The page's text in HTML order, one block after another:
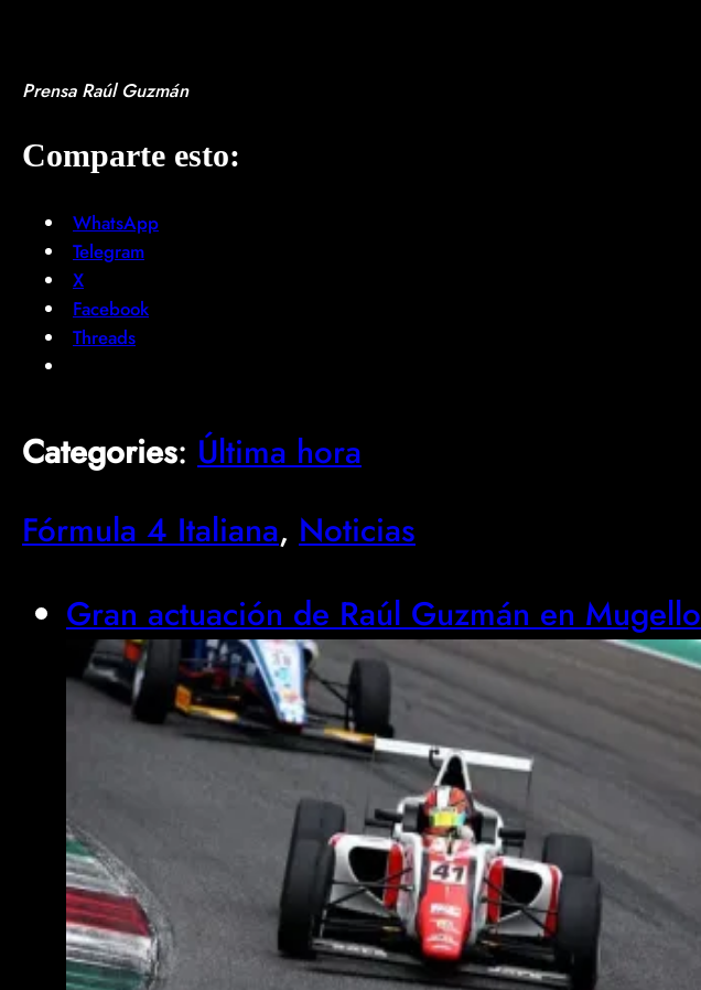
Prensa Raúl Guzmán
Comparte esto:
WhatsApp
Telegram
X
Facebook
Threads
Categories: Última hora
Fórmula 4 Italiana, Noticias
Gran actuación de Raúl Guzmán en Mugello